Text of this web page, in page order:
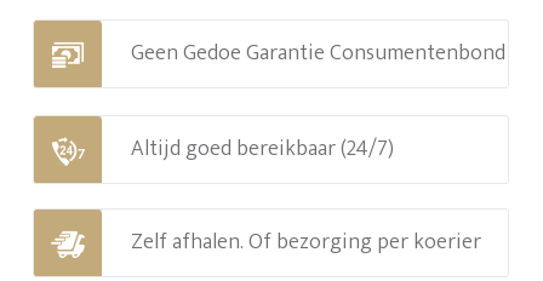
Geen Gedoe Garantie Consumentenbond
Altijd goed bereikbaar (24/7)
Zelf afhalen. Of bezorging per koerier